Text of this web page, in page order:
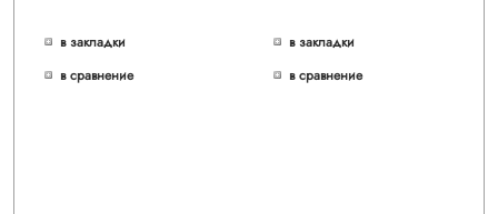
в закладки
в сравнение
в закладки
в сравнение